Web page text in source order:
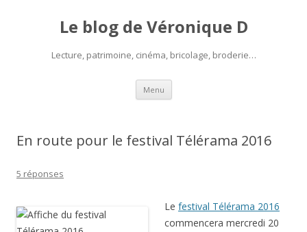
Le blog de Véronique D
Lecture, patrimoine, cinéma, bricolage, broderie…
Menu Aller
contenu
En route pour le festival Télérama 2016
5 réponses
Le festival Télérama 2016
commencera mercredi 20